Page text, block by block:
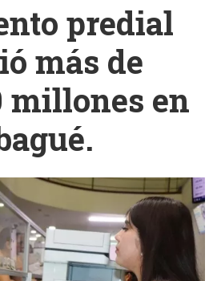
predial
más de
millones en